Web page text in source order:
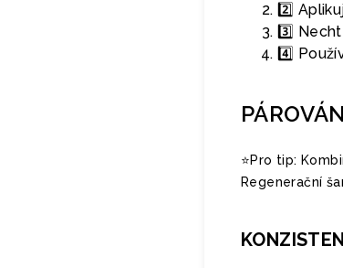
2️⃣
3️⃣
4️⃣
⭐️Pro tip:
Regenerační